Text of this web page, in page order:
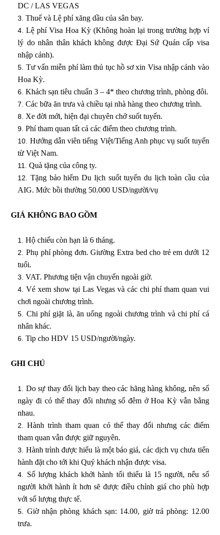
DC / LAS VEGAS
Thuế và Lệ phí xăng dầu của sân bay.
Lệ phí Visa Hoa Kỳ (Không hoàn lại trong trường hợp ví
lý do nhân thân khách không được Đại Sứ Quán cấp visa
nhập cảnh).
Tư vấn miễn phí làm thủ tục hồ sơ xin Visa nhập cảnh vào
Hoa Kỳ.
Khách sạn tiêu chuẩn 3 – 4* theo chương trình, phòng đôi.
Các bữa ăn trưa và chiều tại nhà hàng theo chương trình.
Xe đời mới, hiện đại chuyên chở suốt tuyến.
Phí tham quan tất cả các điểm theo chương trình.
Hướng dẫn viên tiếng Việt/Tiếng Anh phục vụ suốt tuyến
từ Việt Nam.
Quà tặng của công ty.
Tặng bảo hiểm Du lịch suốt tuyến du lịch toàn cầu của
AIG. Mức bồi thường 50.000 USD/người/vụ
GIÁ KHÔNG BAO GỒM
Hộ chiếu còn hạn là 6 tháng.
Phụ phí phòng đơn. Giường Extra bed cho trẻ em dưới 12
tuổi.
VAT. Phương tiện vận chuyển ngoài giờ.
Vé xem show tại Las Vegas và các chi phí tham quan vui
chơi ngoài chương trình.
Chi phí giặt là, ăn uống ngoài chương trình và chi phí cá
nhân khác.
Tip cho HDV 15 USD/người/ngày.
GHI CHÚ
Do sự thay đổi lịch bay theo các hãng hàng không, nên số
ngày đi có thể thay đổi nhưng số đêm ở Hoa Kỳ vẫn bằng
nhau.
Hành trình tham quan có thể thay đổi nhưng các điểm
tham quan vẫn được giữ nguyên.
Hành trình được hiểu là một báo giá, các dịch vụ chưa tiến
hành đặt cho tới khi Quý khách nhận được visa.
Số lượng khách khởi hành tối thiểu là 15 người, nếu số
người khởi hành ít hơn sẽ được điều chỉnh giá cho phù hợp
với số lượng thực tế.
Giờ nhận phòng khách sạn: 14.00, giờ trả phòng: 12.00
trưa.